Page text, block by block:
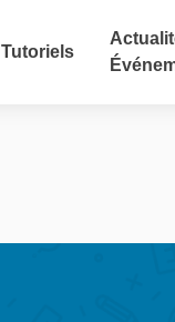
Tutoriels